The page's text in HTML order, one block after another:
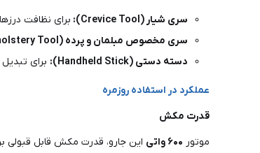
سری شیار (Crevice Tool):
برای نظافت
سری مخصوص مبلمان و پرده (Upholstery Tool):
دسته دستی (Handheld Stick):
برای
عملکرد در استفاده روزمره
قدرت مکش
موتور ۶۰۰ واتی
این جارو، قدرت مکش قابل